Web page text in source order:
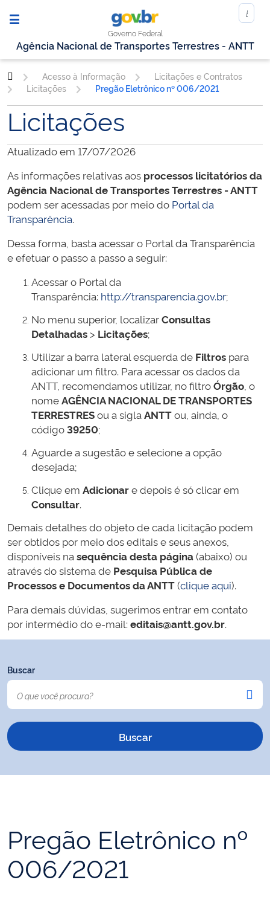
Governo Federal
Agência Nacional de Transportes Terrestres - ANTT
Acesso à Informação
Licitações e Contratos
Licitações
Pregão Eletrônico nº 006/2021
Licitações
Atualizado em 17/07/2026
As informações relativas aos processos licitatórios da
Agência Nacional de Transportes Terrestres - ANTT
podem ser acessadas por meio do Portal da
Transparência.
Dessa forma, basta acessar o Portal da Transparência
e efetuar o passo a passo a seguir:
Acessar o Portal da
Transparência: http://transparencia.gov.br;
No menu superior, localizarConsultas
Detalhadas > Licitações;
Utilizar a barra lateral esquerda de Filtros para
adicionar um filtro. Para acessar os dados da
ANTT, recomendamos utilizar, no filtroÓrgão , o
nomeAGÊNCIA NACIONAL DE TRANSPORTES
TERRESTRESou a siglaANTTou, ainda, o
código39250;
Aguarde a sugestão e selecione a opção
desejada;
Clique em Adicionare depois é só clicar em
Consultar.
Demais detalhes do objeto de cada licitação podem
ser obtidos por meio dos editais e seus anexos,
disponíveis nasequência desta página(abaixo) ou
através do sistema de Pesquisa Pública de
Processos e Documentos da ANTT(clique aqui).
Para demais dúvidas, sugerimos entrar em contato
por intermédio do e-mail: editais@antt.gov.br.
Buscar
Pregão Eletrônico nº
006/2021